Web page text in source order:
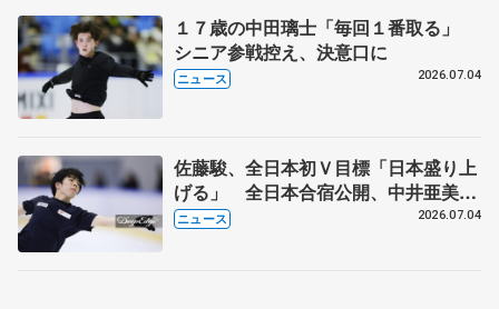
１７歳の中田璃士「毎回１番取る」
シニア参戦控え、決意口に
ニュース 2026.07.04
佐藤駿、全日本初Ｖ目標「日本盛り上
げる」 全日本合宿公開、中井亜美
「表現の幅広げる」 元世界王者のフ
ニュース 2026.07.04